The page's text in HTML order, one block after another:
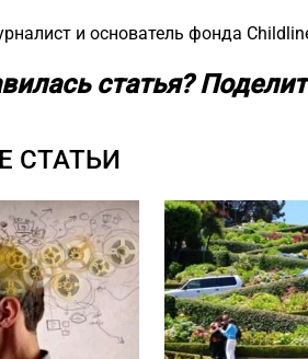
и основатель фонда
статья?
СТАТЬИ